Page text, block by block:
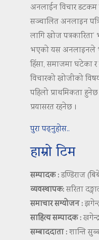
अनलाईन विचार डटकम
सञ्चालित अनलाइन
लागि खोज
भएको यस अनलाइनले
हिंसा, समाजमा घटेका
विचारको खोजीको
पहिलो प्राथमिकता
प्रयासरत रहनेछ ।
पुरा पढ्नुहोस..
हाम्रो टिम
सम्पादक :डण्डिराज
व्यवस्थापक:सरिता
समाचार सम्योजन :
साहित्य सम्पादक :
सम्बाददाता :शान्ति